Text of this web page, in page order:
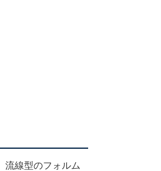
流線型のフォルム